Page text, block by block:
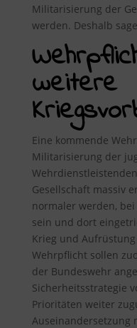
Militarisierung der
werden. Deshalb
weitere
Eine kommende
Militarisierung der
Gesellschaft massiv
normaler werden,
sein und dort
Krieg und
Wehrpflicht sollen
der Bundeswehr
Sicherheitsstrategie
Prioritäten weiter
Auseinandersetzung